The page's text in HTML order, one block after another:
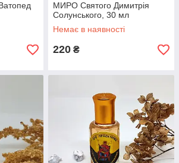
МИРО Святого Димитрія
Солунського, 30 мл
Немає в наявності
220 ₴